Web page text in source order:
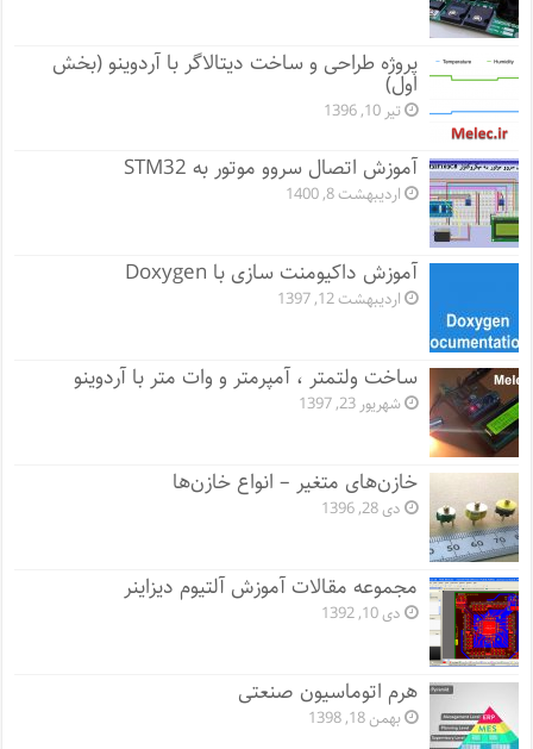
پروژه طراحی و ساخت دیتالاگر با آردوینو (بخش
اول)
تیر 10, 1396
آموزش اتصال سروو موتور به STM32
اردیبهشت 8, 1400
آموزش داکیومنت سازی با Doxygen
اردیبهشت 12, 1397
ساخت ولتمتر ، آمپرمتر و وات متر با آردوینو
شهریور 23, 1397
خازن‌های متغیر – انواع خازن‌ها
دی 28, 1396
مجموعه مقالات آموزش آلتیوم دیزاینر
دی 10, 1392
هرم اتوماسیون صنعتی
بهمن 18, 1398